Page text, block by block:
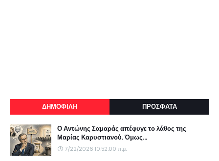
ΔΗΜΟΦΙΛΗ ΠΡΟΣΦΑΤΑ
Ο Αντώνης Σαμαράς απέφυγε το λάθος της
Μαρίας Καρυστιανού. Όμως...
7/22/2026 10:52:00 π.μ.